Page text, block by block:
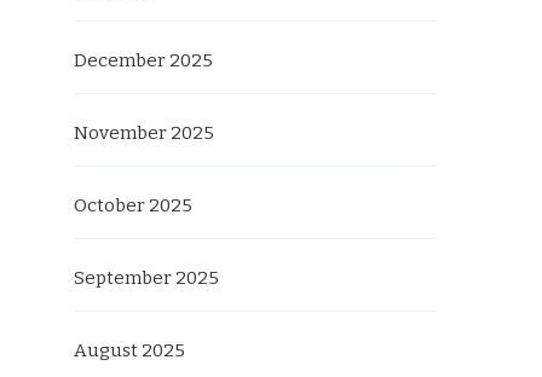
December 2025
November 2025
October 2025
September 2025
August 2025